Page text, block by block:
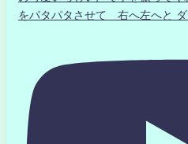
をパタパタさせて 右へ左へと ダ